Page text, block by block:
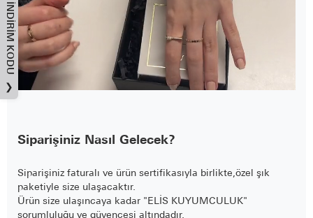
Siparişiniz Nasıl Gelecek?
Siparişiniz faturalı ve ürün sertifikasıyla birlikte,özel şık
paketiyle size ulaşacaktır.
Ürün size ulaşıncaya kadar "ELİS KUYUMCULUK"
sorumluluğu ve güvencesi altındadır.
İNDIRIM KODU
❯